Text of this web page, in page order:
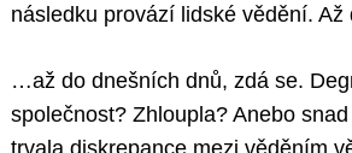
následku provází lidské vědění.
…až do dnešních dnů, zdá se.
společnost? Zhloupla? Anebo
trvala diskrepance mezi věděním